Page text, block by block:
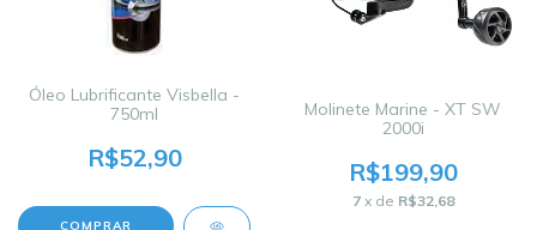
Óleo Lubrificante Visbella -
750ml
R$52,90
Molinete Marine - XT SW
2000i
R$199,90
7 x de R$32,68